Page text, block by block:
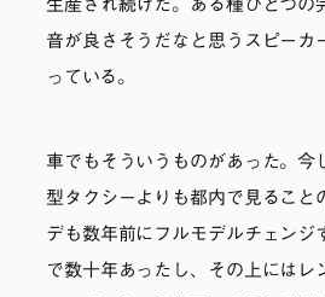
生産され続けた。ある種ひとつの
音が良さそうだなと思うスピーカ
っている。
車でもそういうものがあった。今
型タクシーよりも都内で見ること
デも数年前にフルモデルチェンジ
で数十年あったし、その上にはレ